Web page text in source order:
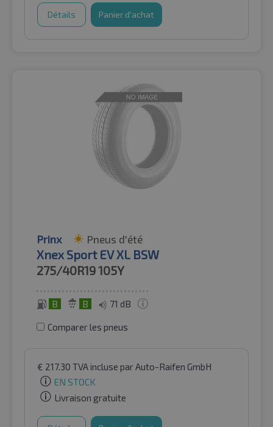
Détails Panier d'achat
Prinx Pneus d'été
Xnex Sport EV XL BSW
275/40R19105Y
B B 71 dB
Comparer les pneus
€ 217.30 TVA incluse par Auto-Raifen GmbH
EN STOCK
Livraison gratuite